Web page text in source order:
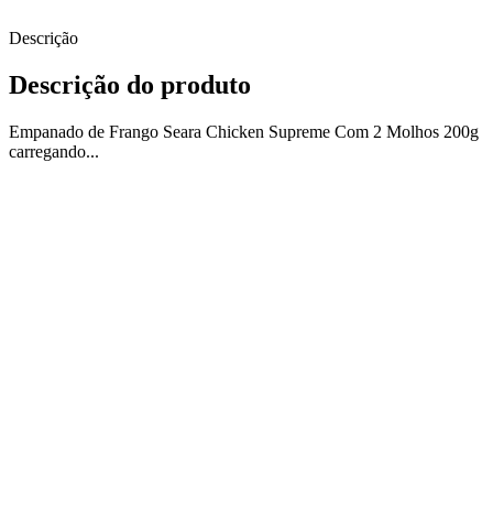
Descrição
Descrição do produto
Empanado de Frango Seara Chicken Supreme Com 2 Molhos 200g
carregando...